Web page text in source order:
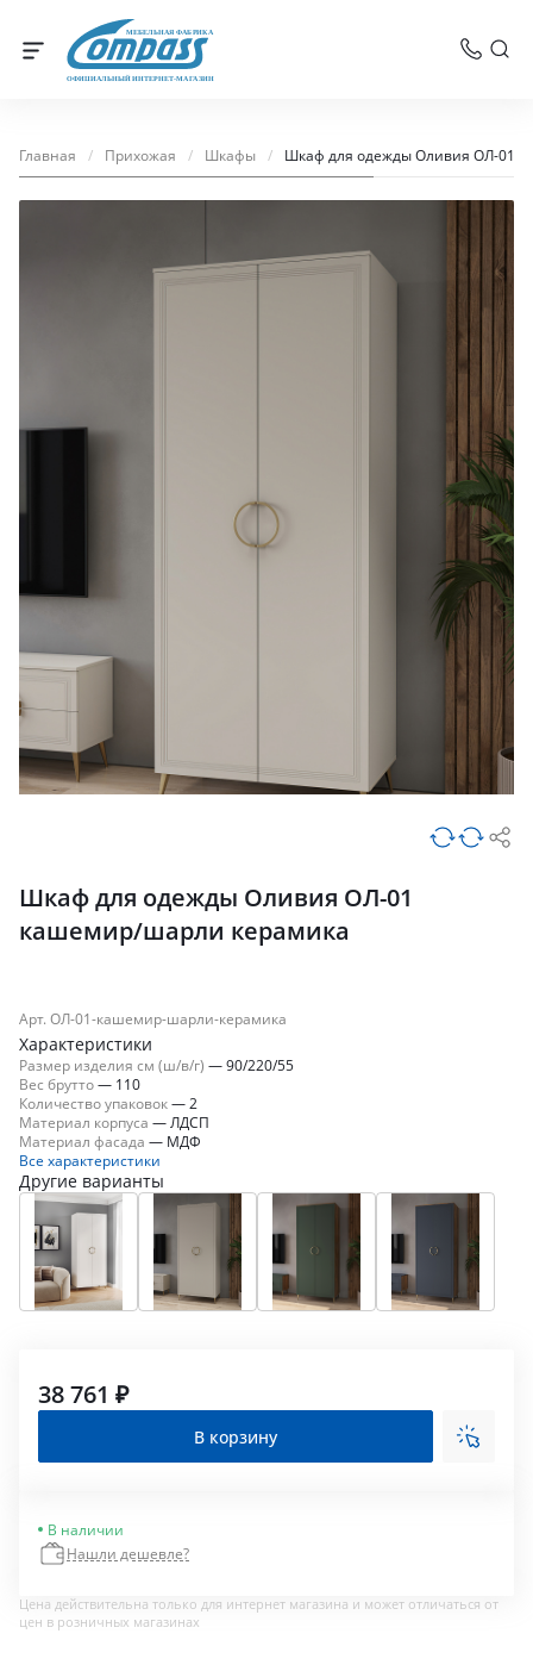
МЕБЕЛЬНАЯ ФАБРИКА
ОФИЦИАЛЬНЫЙ ИНТЕРНЕТ-МАГАЗИН
Главная / Прихожая / Шкафы / Шкаф для одежды Оливия ОЛ-01
Шкаф для одежды Оливия ОЛ-01
кашемир/шарли керамика
Арт. ОЛ-01-кашемир-шарли-керамика
Характеристики
Размер изделия см (ш/в/г) —90/220/55
Вес брутто— 110
Количество упаковок— 2
Материал корпуса — ЛДСП
Материал фасада — МДФ
Все характеристики
Другие варианты
38 761 ₽
В корзину
В наличии
Нашли дешевле?
Цена действительна только для интернет магазина и может отличаться от
цен в розничных магазинах